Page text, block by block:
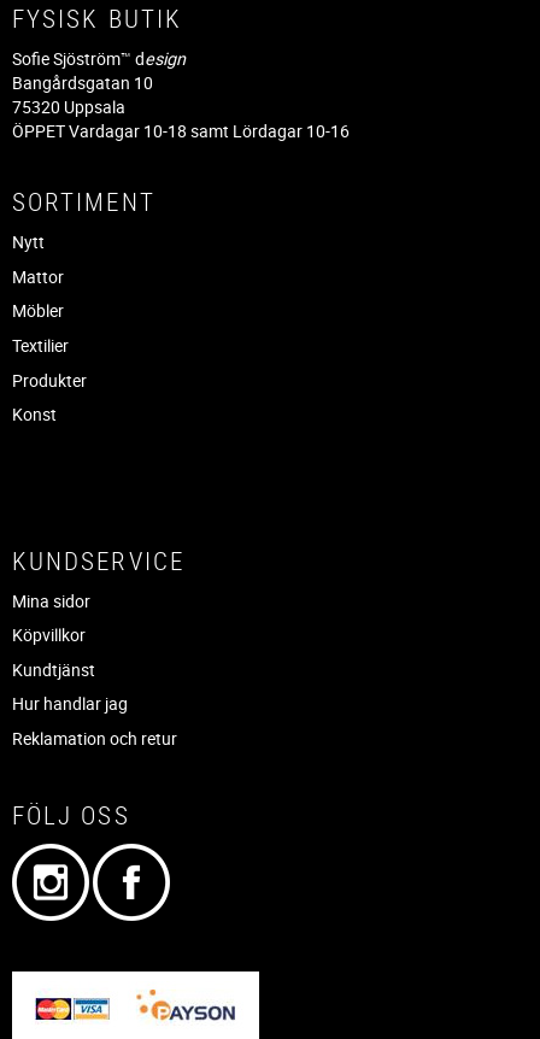
FYSISK BUTIK
Sofie Sjöström™ design
Bangårdsgatan 10
75320 Uppsala
ÖPPET Vardagar 10-18 samt Lördagar 10-16
SORTIMENT
Nytt
Mattor
Möbler
Textilier
Produkter
Konst
KUNDSERVICE
Mina sidor
Köpvillkor
Kundtjänst
Hur handlar jag
Reklamation och retur
FÖLJ OSS